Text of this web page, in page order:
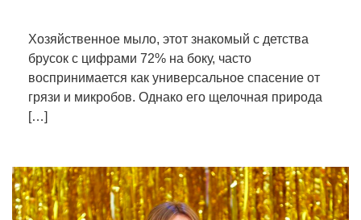
Хозяйственное мыло, этот знакомый с детства
брусок с цифрами 72% на боку, часто
воспринимается как универсальное спасение от
грязи и микробов. Однако его щелочная природа
[…]